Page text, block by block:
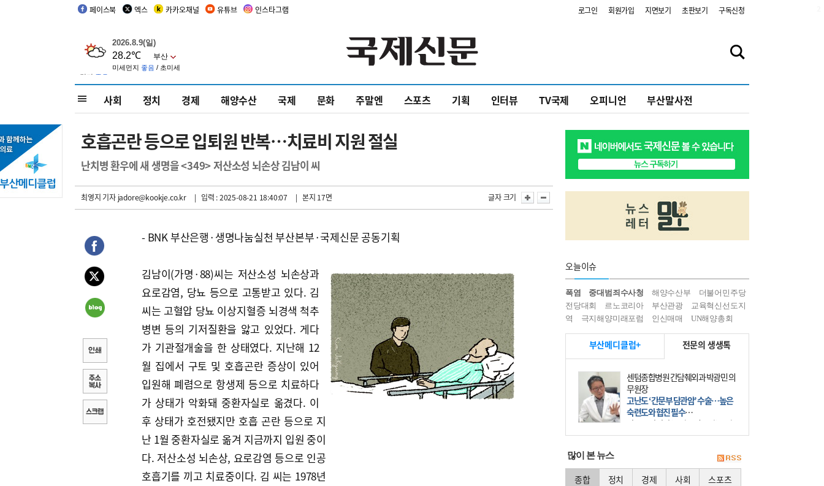
페이스북 엑스 카카오채널 유튜브 인스타그램 로그인 회원가입 지면보기 초판보기 구독신청
사회 정치 경제 해양수산 국제 문화 주말엔 스포츠 기획 인터뷰 TV국제 오피니언 부산말사전
호흡곤란 등으로 입퇴원 반복…치료비 지원 절실
난치병 환우에 새 생명을 <349> 저산소성 뇌손상 김남이 씨
최영지 기자jadore@kookje.co.kr | 입력 : 2025-08-21 18:40:07 | 본지 17면 글자 크기
- BNK 부산은행·생명나눔실천 부산본부·국제신문 공동기획
김남이(가명·88)씨는 저산소성 뇌손상과
요로감염, 당뇨 등으로 고통받고 있다. 김
씨는 고혈압 당뇨 이상지혈증 뇌경색 척추
병변 등의 기저질환을 앓고 있었다. 게다
가 기관절개술을 한 상태였다. 지난해 12
월 집에서 구토 및 호흡곤란 증상이 있어
입원해 폐렴으로 항생제 등으로 치료하다
가 상태가 악화돼 중환자실로 옮겼다. 이
후 상태가 호전됐지만 호흡 곤란 등으로 지
난 1월 중환자실로 옮겨 지금까지 입원 중이
다. 저산소성 뇌손상, 요로감염 등으로 인공
호흡기를 끼고 치료중이다. 김 씨는 1978년
오늘이슈
폭염 중대범죄수사청 해양수산부
더불어민주당
전당대회
르노코리아 부산관광
교육혁신선도지
역
극지해양미래포럼 인신매매 UN해양총회
부산메디클럽+ 전문의 생생톡
센텀종합병원 간담췌외과 박광민 의
무원장
고난도 ‘간문부 담관암’ 수술…높은
숙련도와 협진 필수
간문부 담관암(클라츠킨 종양)은 좌
우 간에서 나오는, 담관(담즙 배출 경
部)’에 생기는 악성 종양이다. 간동맥
문맥 림프절 담
많이 본 뉴스
종합 정치 경제 사회 스포츠